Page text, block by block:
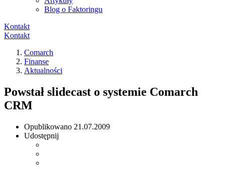
Blog o Faktoringu
Kontakt
Kontakt
Comarch
Finanse
Aktualności
Powstał slidecast o systemie Comarch
CRM
Opublikowano 21.07.2009
Udostępnij